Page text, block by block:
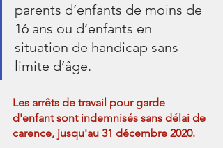
parents d’enfants de moins de
16 ans ou d’enfants en
situation de handicap sans
limite d’âge.
Les arrêts de travail pour garde
d'enfant sont indemnisés sans délai de
carence, jusqu'au 31 décembre 2020.